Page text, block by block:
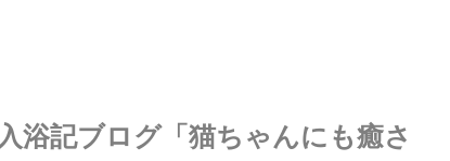
浴記ブログ「猫ちゃんにも癒さ